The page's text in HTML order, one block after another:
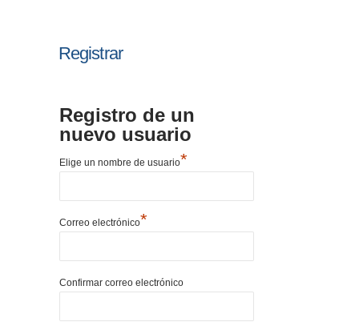
Registrar
Registro de un
nuevo usuario
Elige un nombre de usuario*
Correo electrónico*
Confirmar correo electrónico